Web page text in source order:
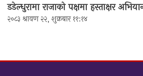
डडेल्धुरामा राजाको पक्षमा हस्ताक्षर
२०८३ श्रावण २२, शुक्रबार ११:१४